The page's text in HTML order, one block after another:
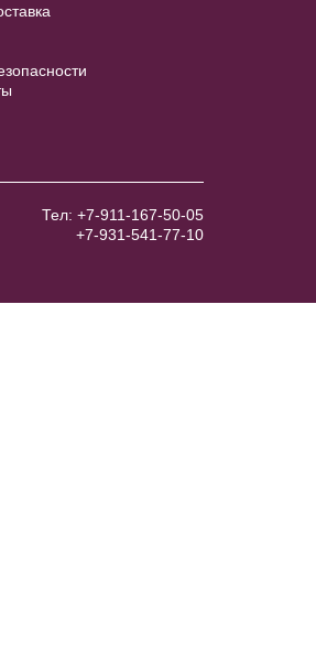
Тел: +7-911-167-50-05
+7-931-541-77-10